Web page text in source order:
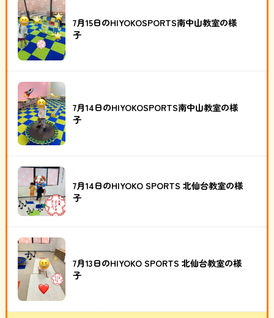
7月15日のHIYOKOSPORTS南中山教室の様
子
7月14日のHIYOKOSPORTS南中山教室の様
子
7月14日のHIYOKO SPORTS 北仙台教室の様
子
7月13日のHIYOKO SPORTS 北仙台教室の様
子